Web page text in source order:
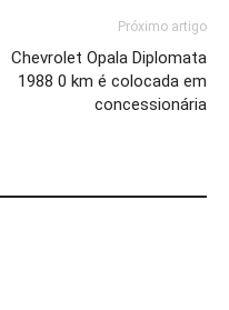
Próximo artigo
Chevrolet Opala Diplomata
1988 0 km é colocada em
concessionária